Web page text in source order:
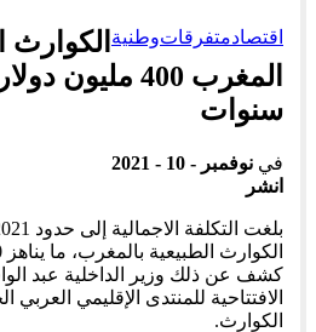
اقتصادمتفرقاتوطنية الكوارث
سنوات
في نوفمبر - 10 - 2021
انشر
كشف عن ذلك وزير الداخلية عبد
الافتتاحية للمنتدى الإقليمي
الكوارث.